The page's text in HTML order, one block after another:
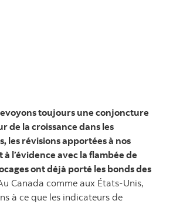
toujours une conjoncture
de la croissance dans les
les révisions apportées à nos
l’évidence avec la flambée de
ont déjà porté les bonds des
Canada comme aux États-Unis,
à ce que les indicateurs de